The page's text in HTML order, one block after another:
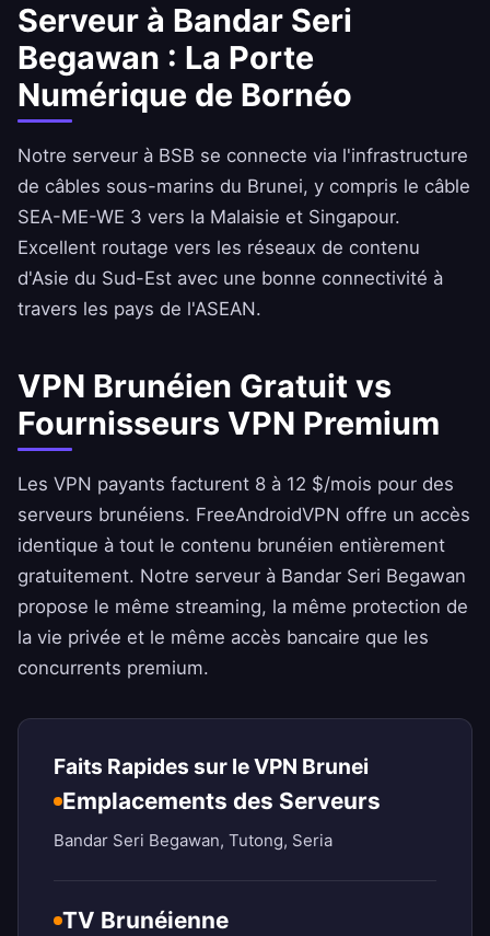
Serveur à Bandar Seri
Begawan : La Porte
Numérique de Bornéo
Notre serveur à BSB se connecte via l'infrastructure
de câbles sous-marins du Brunei, y compris le câble
SEA-ME-WE 3 vers la Malaisie et Singapour.
Excellent routage vers les réseaux de contenu
d'Asie du Sud-Est avec une bonne connectivité à
travers les pays de l'ASEAN.
VPN Brunéien Gratuit vs
Fournisseurs VPN Premium
Les VPN payants facturent 8 à 12 $/mois pour des
serveurs brunéiens. FreeAndroidVPN offre un accès
identique à tout le contenu brunéien entièrement
gratuitement. Notre serveur à Bandar Seri Begawan
propose le même streaming, la même protection de
la vie privée et le même accès bancaire que les
concurrents premium.
Faits Rapides sur le VPN Brunei
Emplacements des Serveurs
Bandar Seri Begawan, Tutong, Seria
TV Brunéienne